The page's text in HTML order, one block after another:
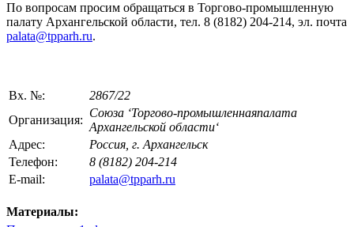
По вопросам просим обращаться в Торгово-промышленную
палату Архангельской области, тел. 8 (8182) 204-214, эл. почта
palata@tpparh.ru.
Вх. №:
2867/22
Организация:
Союза ‘Торгово-промышленнаяпалата
Архангельской области‘
Адрес:
Россия, г. Архангельск
Телефон:
8 (8182) 204-214
E-mail:
palata@tpparh.ru
Материалы: